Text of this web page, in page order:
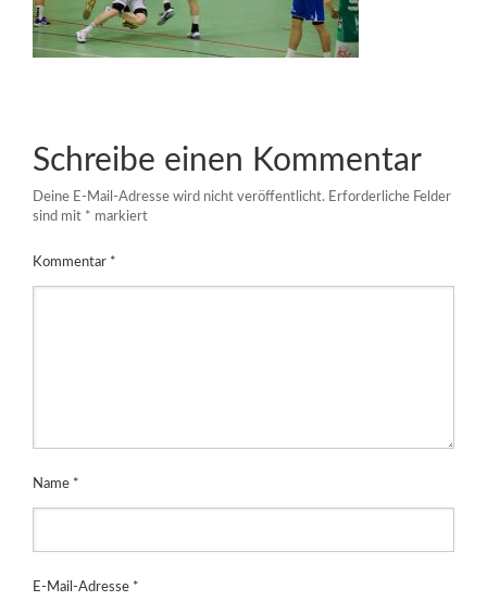
Schreibe einen Kommentar
Deine E-Mail-Adresse wird nicht veröffentlicht. Erforderliche Felder
sind mit * markiert
Kommentar *
Name *
E-Mail-Adresse *